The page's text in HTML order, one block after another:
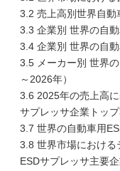
3.2 売上高別世界自動
3.3 企業別 世界の自
3.4 企業別 世界の自
3.5 メーカー別 世界
～2026年）
3.6 2025年の売上高
サプレッサ企業トッ
3.7 世界の自動車用
3.8 世界市場における
ESDサプレッサ主要